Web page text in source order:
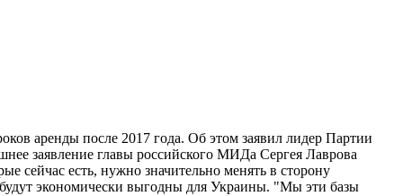
аренды после 2017 года. Об этом заявил лидер Партии
заявление главы российского МИДа Сергея Лаврова
сейчас есть, нужно значительно менять в сторону
экономически выгодны для Украины. "Мы эти базы